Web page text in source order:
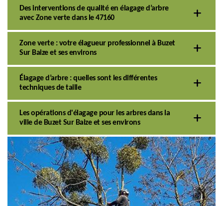
Des interventions de qualité en élagage d’arbre
avec Zone verte dans le 47160
Zone verte : votre élagueur professionnel à Buzet
Sur Baize et ses environs
Élagage d’arbre : quelles sont les différentes
techniques de taille
Les opérations d'élagage pour les arbres dans la
ville de Buzet Sur Baize et ses environs